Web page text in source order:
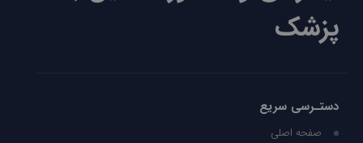
پزشک
دستـرسی سریع
صفحه اصلی